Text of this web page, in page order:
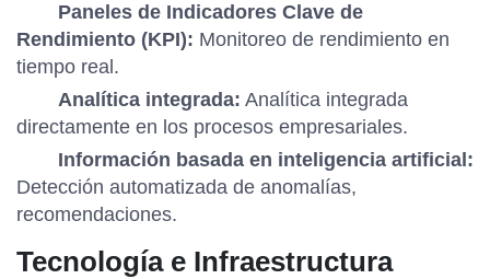
Paneles de Indicadores Clave de
Rendimiento (KPI): Monitoreo de rendimiento en
tiempo real.
Analítica integrada: Analítica integrada
directamente en los procesos empresariales.
Información basada en inteligencia artificial:
Detección automatizada de anomalías,
recomendaciones.
Tecnología e Infraestructura